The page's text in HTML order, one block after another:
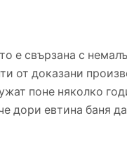
е свързана с
от доказани
поне няколко
дори евтина баня